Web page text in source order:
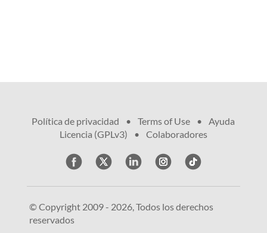
Política de privacidad • Terms of Use •
Ayuda
Licencia (GPLv3) • Colaboradores
© Copyright 2009 - 2026, Todos los derechos
reservados